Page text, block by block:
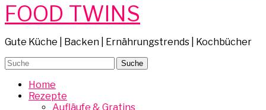
FOOD TWINS
Gute Küche | Backen | Ernährungstrends | Kochbücher
Home
Rezepte
Aufläufe & Gratins